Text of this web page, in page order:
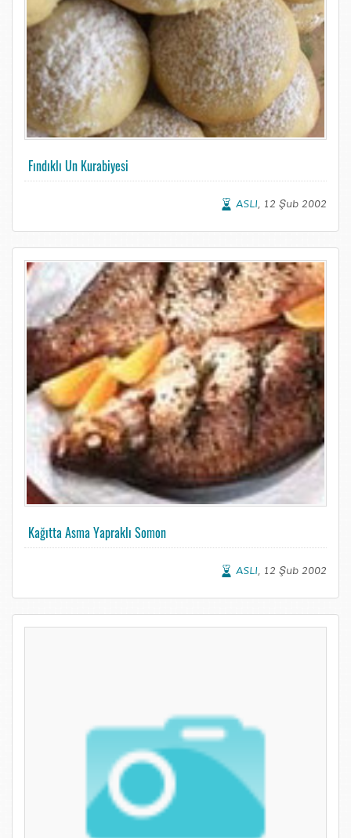
Fındıklı Un Kurabiyesi
ASLI, 12 Şub 2002
Kağıtta Asma Yapraklı Somon
ASLI, 12 Şub 2002